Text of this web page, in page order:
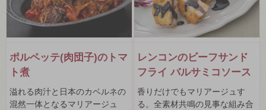
ポルペッテ(肉団子)のトマ
ト煮
溢れる肉汁と日本のカベルネの
混然一体となるマリアージュ
レンコンのビーフサンド
フライ バルサミコソース
香りだけでもマリアージュす
る。全素材共鳴の見事な組み合